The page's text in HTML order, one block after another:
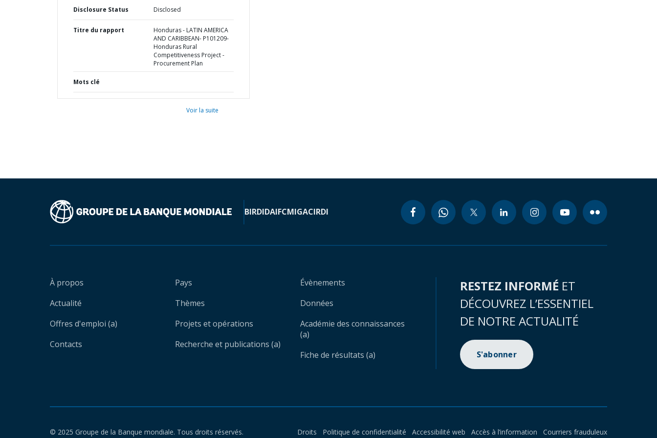
Disclosure Status Disclosed
Titre du rapport
Honduras - LATIN AMERICA
AND CARIBBEAN- P101209-
Honduras Rural
Competitiveness Project -
Procurement Plan
Mots clé
Voir la suite
BIRDIDAIFCMIGACIRDI
À propos
Actualité
Offres d'emploi (a)
Contacts
Pays
Thèmes
Projets et opérations
Recherche et publications (a)
Évènements
Données
Académie des connaissances
(a)
Fiche de résultats (a)
RESTEZ INFORMÉ ET
DÉCOUVREZ L’ESSENTIEL
DE NOTRE ACTUALITÉ
S'abonner
© 2025 Groupe de la Banque mondiale. Tous droits réservés. Droits Politique de confidentialité Accessibilité web Accès à l’information
Courriers frauduleux